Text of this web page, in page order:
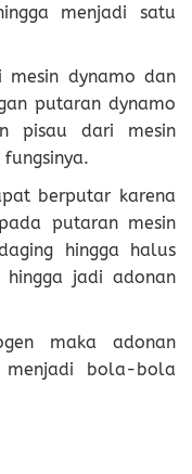
menjadi satu
mesin dynamo dan
putaran dynamo
pisau dari mesin
berputar karena
putaran mesin
hingga halus
hingga jadi adonan
maka adonan
bola-bola